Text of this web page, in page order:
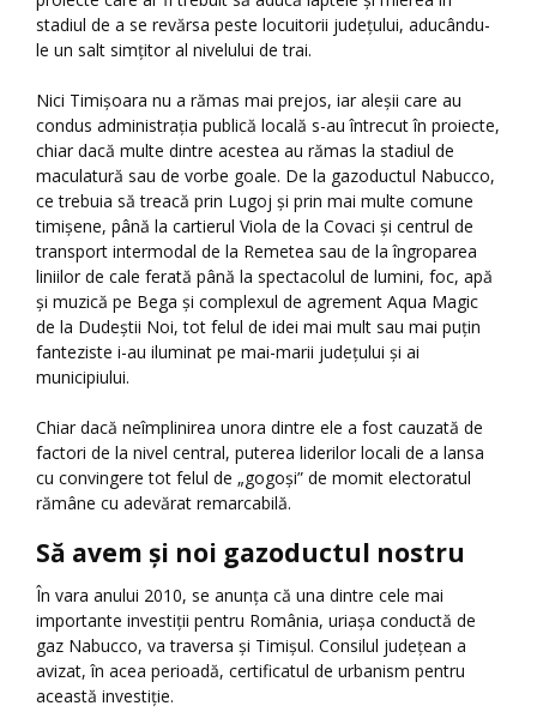
stadiul de a se revărsa peste locuitorii județului, aducându-
le un salt simțitor al nivelului de trai.
Nici Timișoara nu a rămas mai prejos, iar aleșii care au
condus administrația publică locală s-au întrecut în proiecte,
chiar dacă multe dintre acestea au rămas la stadiul de
maculatură sau de vorbe goale. De la gazoductul Nabucco,
ce trebuia să treacă prin Lugoj și prin mai multe comune
timișene, până la cartierul Viola de la Covaci și centrul de
transport intermodal de la Remetea sau de la îngroparea
liniilor de cale ferată până la spectacolul de lumini, foc, apă
și muzică pe Bega și complexul de agrement Aqua Magic
de la Dudeștii Noi, tot felul de idei mai mult sau mai puțin
fanteziste i-au iluminat pe mai-marii județului și ai
municipiului.
Chiar dacă neîmplinirea unora dintre ele a fost cauzată de
factori de la nivel central, puterea liderilor locali de a lansa
cu convingere tot felul de „gogoși” de momit electoratul
rămâne cu adevărat remarcabilă.
Să avem și noi gazoductul nostru
În vara anului 2010, se anunța că una dintre cele mai
importante investiții pentru România, uriașa conductă de
gaz Nabucco, va traversa și Timișul. Consilul județean a
avizat, în acea perioadă, certificatul de urbanism pentru
această investiție.